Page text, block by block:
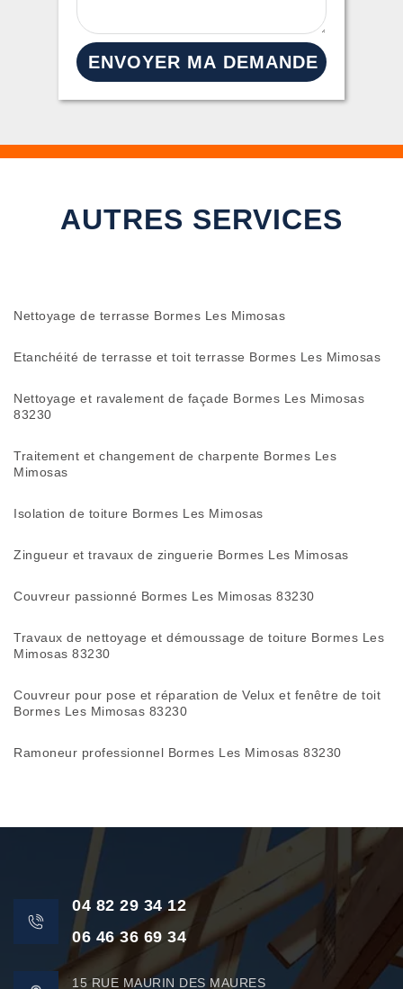
AUTRES SERVICES
Nettoyage de terrasse Bormes Les Mimosas
Etanchéité de terrasse et toit terrasse Bormes Les Mimosas
Nettoyage et ravalement de façade Bormes Les Mimosas
83230
Traitement et changement de charpente Bormes Les
Mimosas
Isolation de toiture Bormes Les Mimosas
Zingueur et travaux de zinguerie Bormes Les Mimosas
Couvreur passionné Bormes Les Mimosas 83230
Travaux de nettoyage et démoussage de toiture Bormes Les
Mimosas 83230
Couvreur pour pose et réparation de Velux et fenêtre de toit
Bormes Les Mimosas 83230
Ramoneur professionnel Bormes Les Mimosas 83230
04 82 29 34 12
06 46 36 69 34
15 RUE MAURIN DES MAURES